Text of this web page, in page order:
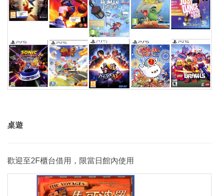
桌遊
歡迎至2F櫃台借用，限當日館內使用